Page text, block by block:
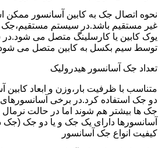
نحوه اتصال جک به کابین آسانسور
غیر مستقیم باشد.در سیستم
یوک کابین یا کارسلینگ متصل می
توسط سیم بکسل به کابین متصل می
تعداد جک آسانسور هیدرولیک
متناسب با ظرفیت بار،وزن و ابعاد کابین
دو جک استفاده کرد.در برخی
جک ها بیشتر هم شوند اما در حالت نرمال
آسانسورها دارای یک جک و یا دو جک (جک
کیفیت انواع جک آسانسور